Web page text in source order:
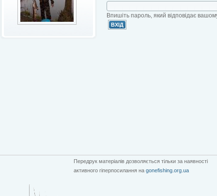
Впишіть пароль, який відповідає
Передрук матеріалів дозволяється тільки за наявності
активного гіперпосилання на gonefishing.org.ua